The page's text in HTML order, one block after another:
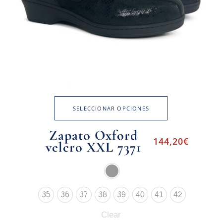
SELECCIONAR OPCIONES
Zapato Oxford
velcro XXL 7371 144,20€
35 36 37 38 39 40 41 42
Clear